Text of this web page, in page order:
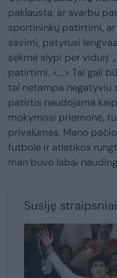
paklausta, ar svarbu
sportininkų patirtimi,
savimi, patyrusi
sėkmė slypi per vidurį:
patirtimi. <...> Tai gali
tai netampa negatyviu
patirtis naudojama
mokymosi priemonė,
privalumas. Mano
futbole ir atletikos
man buvo labai
Susiję straipsniai